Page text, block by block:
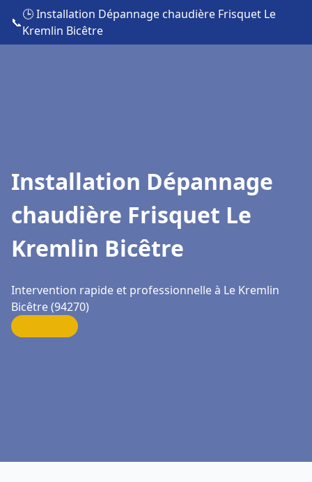
📞
🕒 Installation Dépannage chaudière Frisquet Le
Kremlin Bicêtre
Installation Dépannage
chaudière Frisquet Le
Kremlin Bicêtre
Intervention rapide et professionnelle à Le Kremlin
Bicêtre (94270)